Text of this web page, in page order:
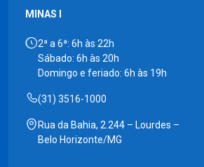
MINAS I
2ª a 6ª: 6h às 22h
Sábado: 6h às 20h
Domingo e feriado: 6h às 19h
(31) 3516-1000
Rua da Bahia, 2.244 – Lourdes –
Belo Horizonte/MG